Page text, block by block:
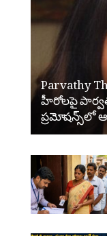
Parvathy
హీరోలపై
ప్రమోషన్స్‌లో